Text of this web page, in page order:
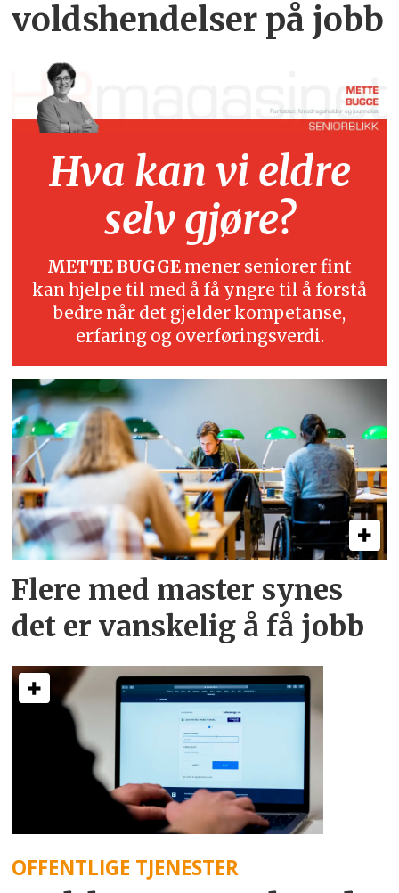
voldshendelser på jobb
Hva kan vi eldre
selv gjøre?
METTE BUGGE mener seniorer fint
kan hjelpe til med å få yngre til å forstå
bedre når det gjelder kompetanse,
erfaring og overføringsverdi.
Flere med master synes
det er vanskelig å få jobb
OFFENTLIGE TJENESTER